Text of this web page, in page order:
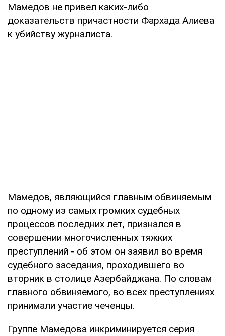
Мамедов не привел каких-либо
доказательств причастности Фархада Алиева
к убийству журналиста.
Мамедов, являющийся главным обвиняемым
по одному из самых громких судебных
процессов последних лет, признался в
совершении многочисленных тяжких
преступлений - об этом он заявил во время
судебного заседания, проходившего во
вторник в столице Азербайджана. По словам
главного обвиняемого, во всех преступлениях
принимали участие чеченцы.
Группе Мамедова инкриминируется серия